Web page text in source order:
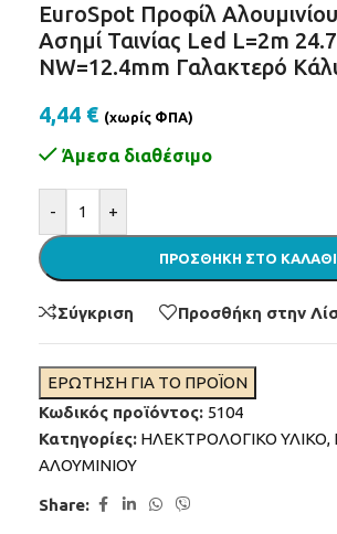
EuroSpot Προφίλ
Ασημί Ταινίας Led L=2m
NW=12.4mm Γαλακτερό
4,44 € (χωρίς ΦΠΑ)
Άμεσα διαθέσιμο
- +
ΠΡΟΣΘΉΚΗ ΣΤΟ ΚΑΛΆΘΙ
Σύγκριση Προσθήκη στην
ΕΡΩΤΗΣΗ ΓΙΑ ΤΟ ΠΡΟΪΟΝ
Κωδικός προϊόντος: 5104
Κατηγορίες: ΗΛΕΚΤΡΟΛΟΓΙΚΟ ΥΛΙΚΟ,
ΑΛΟΥΜΙΝΙΟΥ
Share: